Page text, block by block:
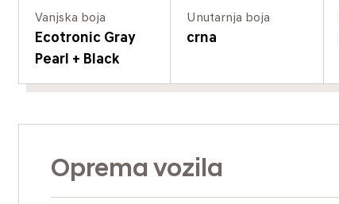
Vanjska boja
Ecotronic Gray
Pearl + Black
Unutarnja boja
crna
Oprema vozila